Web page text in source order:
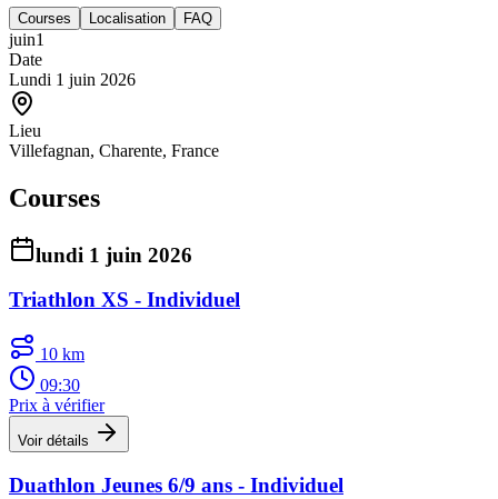
Courses Localisation FAQ
juin1
Date
Lundi 1 juin 2026
Lieu
Villefagnan, Charente, France
Courses
lundi 1 juin 2026
Triathlon XS - Individuel
10 km
09:30
Prix à vérifier
Voir détails
Duathlon Jeunes 6/9 ans - Individuel